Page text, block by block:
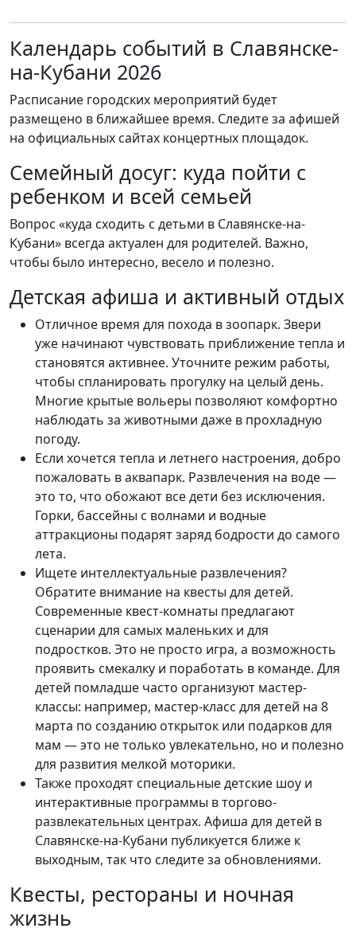
Календарь событий в Славянске-
на-Кубани 2026
Расписание городских мероприятий будет
размещено в ближайшее время. Следите за афишей
на официальных сайтах концертных площадок.
Семейный досуг: куда пойти с
ребенком и всей семьей
Вопрос «куда сходить с детьми в Славянске-на-
Кубани» всегда актуален для родителей. Важно,
чтобы было интересно, весело и полезно.
Детская афиша и активный отдых
Отличное время для похода в зоопарк. Звери
уже начинают чувствовать приближение тепла и
становятся активнее. Уточните режим работы,
чтобы спланировать прогулку на целый день.
Многие крытые вольеры позволяют комфортно
наблюдать за животными даже в прохладную
погоду.
Если хочется тепла и летнего настроения, добро
пожаловать в аквапарк. Развлечения на воде —
это то, что обожают все дети без исключения.
Горки, бассейны с волнами и водные
аттракционы подарят заряд бодрости до самого
лета.
Ищете интеллектуальные развлечения?
Обратите внимание на квесты для детей.
Современные квест-комнаты предлагают
сценарии для самых маленьких и для
подростков. Это не просто игра, а возможность
проявить смекалку и поработать в команде. Для
детей помладше часто организуют мастер-
классы: например, мастер-класс для детей на 8
марта по созданию открыток или подарков для
мам — это не только увлекательно, но и полезно
для развития мелкой моторики.
Также проходят специальные детские шоу и
интерактивные программы в торгово-
развлекательных центрах. Афиша для детей в
Славянске-на-Кубани публикуется ближе к
выходным, так что следите за обновлениями.
Квесты, рестораны и ночная
жизнь